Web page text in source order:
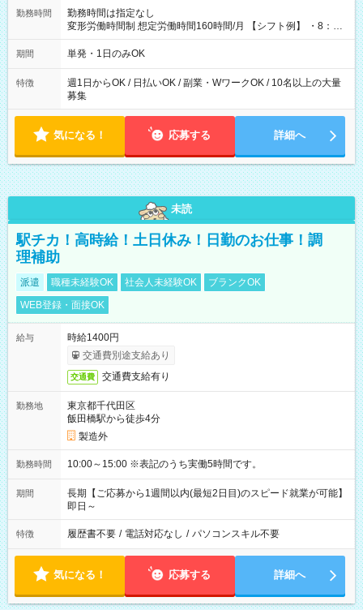
勤務時間
勤務時間は指定なし
変形労働時間制 想定労働時間160時間/月 【シフト例】 ・8：00
～21：00
期間 単発・1日のみOK
特徴
週1日からOK / 日払いOK / 副業・WワークOK / 10名以上の大量
募集
気になる！ 応募する 詳細へ
未読
駅チカ！高時給！土日休み！日勤のお仕事！調
理補助
派遣 職種未経験OK 社会人未経験OK
ブランクOK
WEB登録・面接OK
給与
時給1400円
交通費別途支給あり
交通費 交通費支給有り
勤務地
東京都千代田区
飯田橋駅から徒歩4分
製造外
勤務時間 10:00～15:00 ※表記のうち実働5時間です。
期間
長期【ご応募から1週間以内(最短2日目)のスピード就業が可能】
即日～
特徴 履歴書不要 / 電話対応なし / パソコンスキル不要
気になる！ 応募する 詳細へ